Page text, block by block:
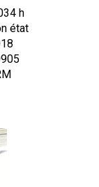
h
état